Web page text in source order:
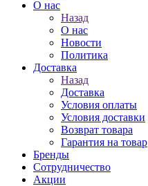
О нас
Назад
О нас
Новости
Политика
Доставка
Назад
Доставка
Условия оплаты
Условия доставки
Возврат товара
Гарантия на товар
Бренды
Сотрудничество
Акции